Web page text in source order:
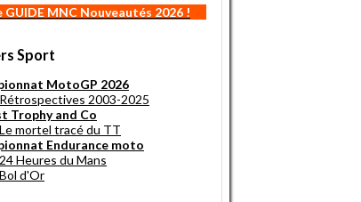
GUIDE MNC Nouveautés 2026 !
Sport
MotoGP 2026
Rétrospectives 2003-2025
Trophy and Co
Le mortel tracé du TT
Endurance moto
24 Heures du Mans
Bol d'Or